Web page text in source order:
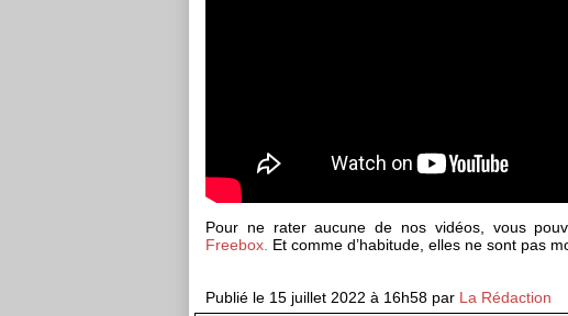
Pour ne rater aucune de nos vidéos, vous
Freebox. Et comme d’habitude, elles ne sont pas
Publié le 15 juillet 2022 à 16h58 par La Rédaction